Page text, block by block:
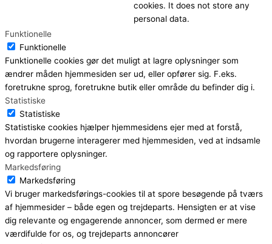
cookies. It does not store any
personal data.
Funktionelle
Funktionelle
Funktionelle cookies gør det muligt at lagre oplysninger som
ændrer måden hjemmesiden ser ud, eller opfører sig. F.eks.
foretrukne sprog, foretrukne butik eller område du befinder dig i.
Statistiske
Statistiske
Statistiske cookies hjælper hjemmesidens ejer med at forstå,
hvordan brugerne interagerer med hjemmesiden, ved at indsamle
og rapportere oplysninger.
Markedsføring
Markedsføring
Vi bruger markedsførings-cookies til at spore besøgende på tværs
af hjemmesider – både egen og trejdeparts. Hensigten er at vise
dig relevante og engagerende annoncer, som dermed er mere
værdifulde for os, og trejdeparts annoncører